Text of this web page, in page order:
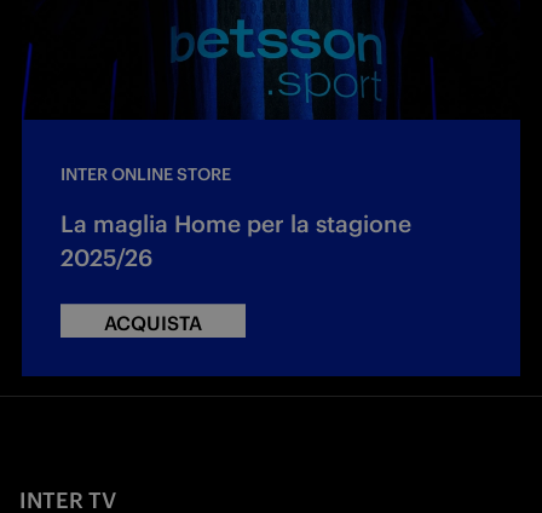
INTER ONLINE STORE
La maglia Home per la stagione
2025/26
ACQUISTA
INTER TV